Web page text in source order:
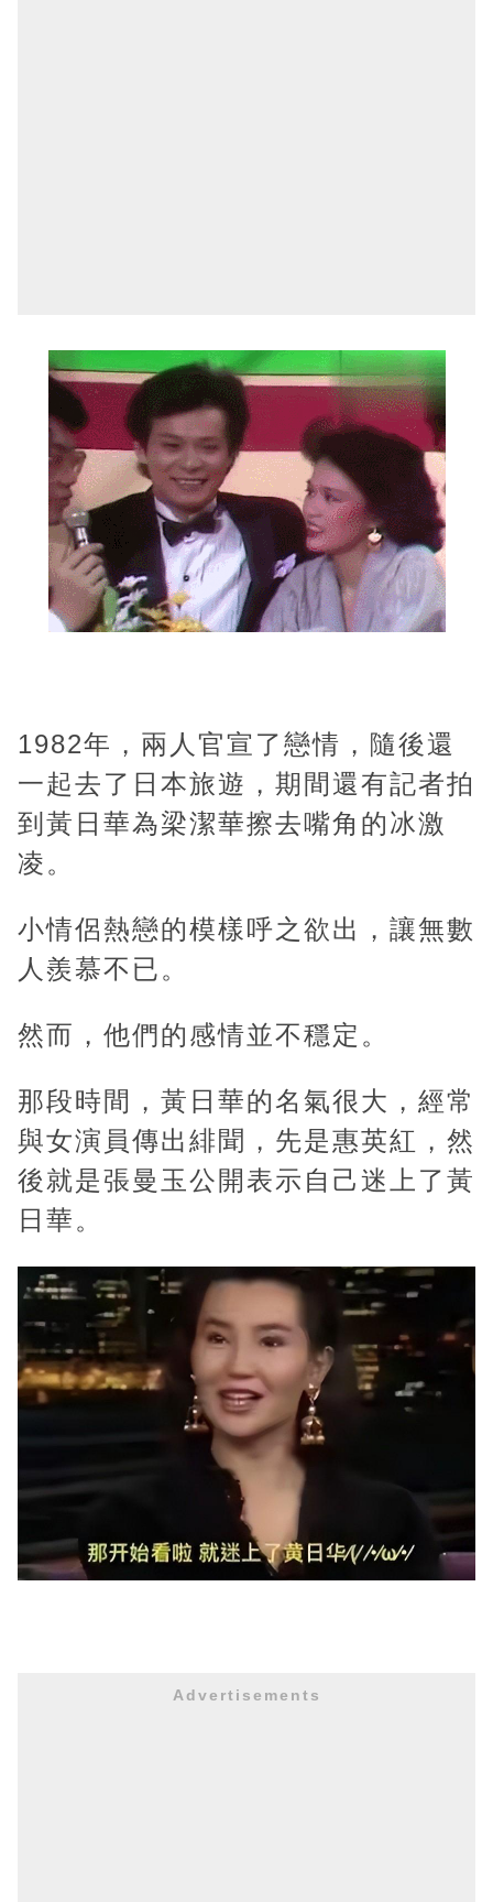
1982年，兩人官宣了戀情，隨後還
一起去了日本旅遊，期間還有記者拍
到黃日華為梁潔華擦去嘴角的冰激
凌。
小情侶熱戀的模樣呼之欲出，讓無數
人羨慕不已。
然而，他們的感情並不穩定。
那段時間，黃日華的名氣很大，經常
與女演員傳出緋聞，先是惠英紅，然
後就是張曼玉公開表示自己迷上了黃
日華。
Advertisements